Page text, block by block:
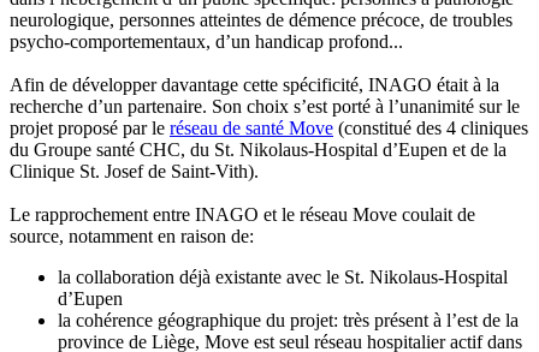
neurologique, personnes atteintes de démence précoce, de troubles
psycho-comportementaux, d’un handicap profond...
Afin de développer davantage cette spécificité, INAGO était à la
recherche d’un partenaire. Son choix s’est porté à l’unanimité sur le
projet proposé par le réseau de santé Move (constitué des 4 cliniques
du Groupe santé CHC, du St. Nikolaus-Hospital d’Eupen et de la
Clinique St. Josef de Saint-Vith).
Le rapprochement entre INAGO et le réseau Move coulait de
source, notamment en raison de:
la collaboration déjà existante avec le St. Nikolaus-Hospital
d’Eupen
la cohérence géographique du projet: très présent à l’est de la
province de Liège, Move est seul réseau hospitalier actif dans